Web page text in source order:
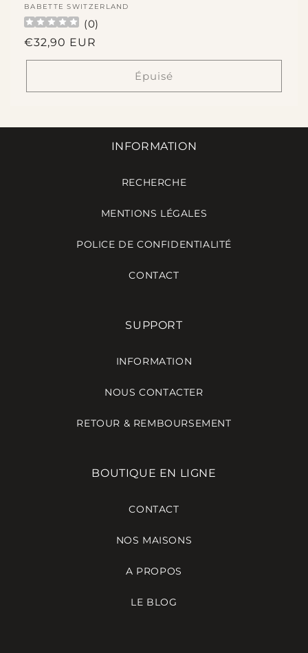
Fournisseur :
BABETTE SWITZERLAND
(0)
Prix
habituel
€32,90 EUR
Épuisé
INFORMATION
RECHERCHE
MENTIONS LÉGALES
POLICE DE CONFIDENTIALITÉ
CONTACT
SUPPORT
INFORMATION
NOUS CONTACTER
RETOUR & REMBOURSEMENT
BOUTIQUE EN LIGNE
CONTACT
NOS MAISONS
A PROPOS
LE BLOG